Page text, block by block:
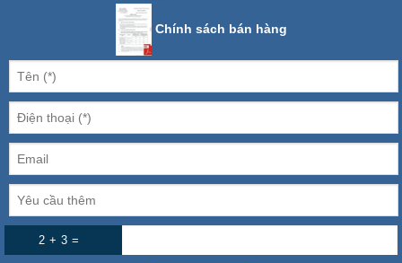
Chính sách bán hàng
2 + 3 =